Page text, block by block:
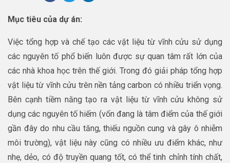
Mục tiêu của dự án:
Việc tổng hợp và chế tạo các vật liệu từ vĩnh cửu sử dụng
các nguyên tố phổ biến luôn được sự quan tâm rất lớn của
các nhà khoa học trên thế giới. Trong đó giải pháp tổng hợp
vật liệu từ vĩnh cửu trên nền tảng carbon có nhiều triển vọng.
Bên cạnh tiềm năng tạo ra vật liệu từ vĩnh cửu không sử
dụng các nguyên tố hiếm (vốn đang là tâm điểm của thế giới
gần đây do nhu cầu tăng, thiếu nguồn cung và gây ô nhiễm
môi trường), vật liệu này cũng có nhiều ưu điểm khác, như
nhẹ, dẻo, có độ truyền quang tốt, có thể tinh chỉnh tính chất,